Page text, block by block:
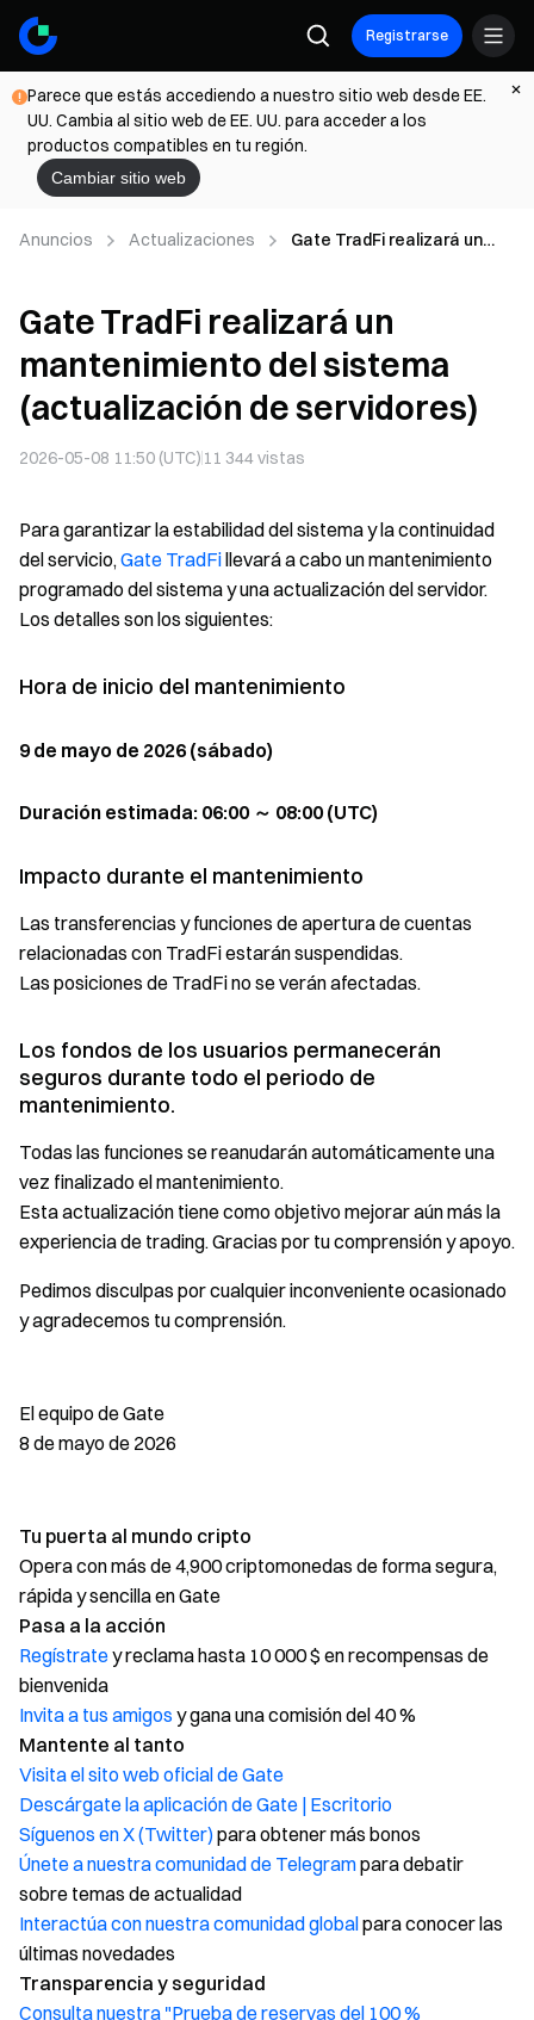
Registrarse
Parece que estás accediendo a nuestro sitio web desde EE.
UU. Cambia al sitio web de EE. UU. para acceder a los
productos compatibles en tu región.
Cambiar sitio web
Anuncios Actualizaciones
Gate TradFi realizará un
servidores)
Gate TradFi realizará un
mantenimiento del sistema
(actualización de servidores)
2026-05-08 11:50 (UTC) 11 344vistas
Para garantizar la estabilidad del sistema y la continuidad
del servicio,Gate TradFillevará a cabo un mantenimiento
programado del sistema y una actualización del servidor.
Los detalles son los siguientes:
Hora de inicio del mantenimiento
9 de mayo de 2026 (sábado)
Duración estimada: 06:00 ～ 08:00 (UTC)
Impacto durante el mantenimiento
Las transferencias y funciones de apertura de cuentas
relacionadas con TradFi estarán suspendidas.
Las posiciones de TradFi no se verán afectadas.
Los fondos de los usuarios permanecerán
seguros durante todo el periodo de
mantenimiento.
Todas las funciones se reanudarán automáticamente una
vez finalizado el mantenimiento.
Esta actualización tiene como objetivo mejorar aún más la
experiencia de trading. Gracias por tu comprensión y apoyo.
Pedimos disculpas por cualquier inconveniente ocasionado
y agradecemos tu comprensión.
El equipo de Gate
8 de mayo de 2026
Tu puerta al mundo cripto
Opera con más de 4,900 criptomonedas de forma segura,
rápida y sencilla en Gate
Pasa a la acción
Regístratey reclama hasta 10 000 $ en recompensas de
bienvenida
Invita a tus amigos y gana una comisión del 40 %
Mantente al tanto
Visita el sito web oficial de Gate
Descárgate la aplicación de Gate | Escritorio
Síguenos en X (Twitter)para obtener más bonos
Únete a nuestra comunidad de Telegrampara debatir
sobre temas de actualidad
Interactúa con nuestra comunidad globalpara conocer las
últimas novedades
Transparencia y seguridad
Consulta nuestra "Prueba de reservas del 100 %